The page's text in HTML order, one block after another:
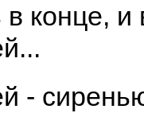
конце,
-